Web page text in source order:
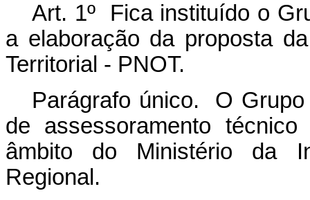
Art. 1º Fica instituído o
a elaboração da proposta
Territorial - PNOT.
Parágrafo único. O
de assessoramento
âmbito do Ministério da
Regional.